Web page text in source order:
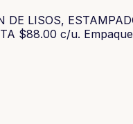
LISOS,
$88.00 c/u.